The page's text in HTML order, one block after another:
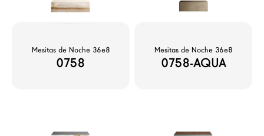
Configurador
Press
Catálogos
Mesitas de Noche 36e8
0758
Mesitas de Noche 36e8
0758-AQUA